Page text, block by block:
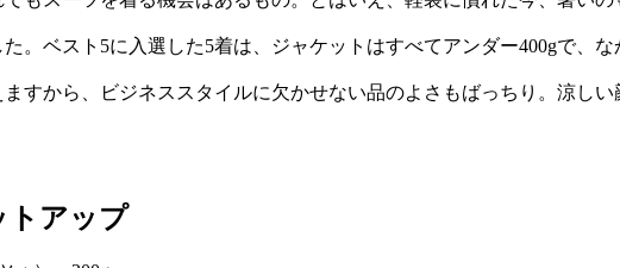
。ベスト5に入選した5着は、ジャケットはすべてアンダー400gで、な
すから、ビジネススタイルに欠かせない品のよさもばっちり。涼し
トアップ